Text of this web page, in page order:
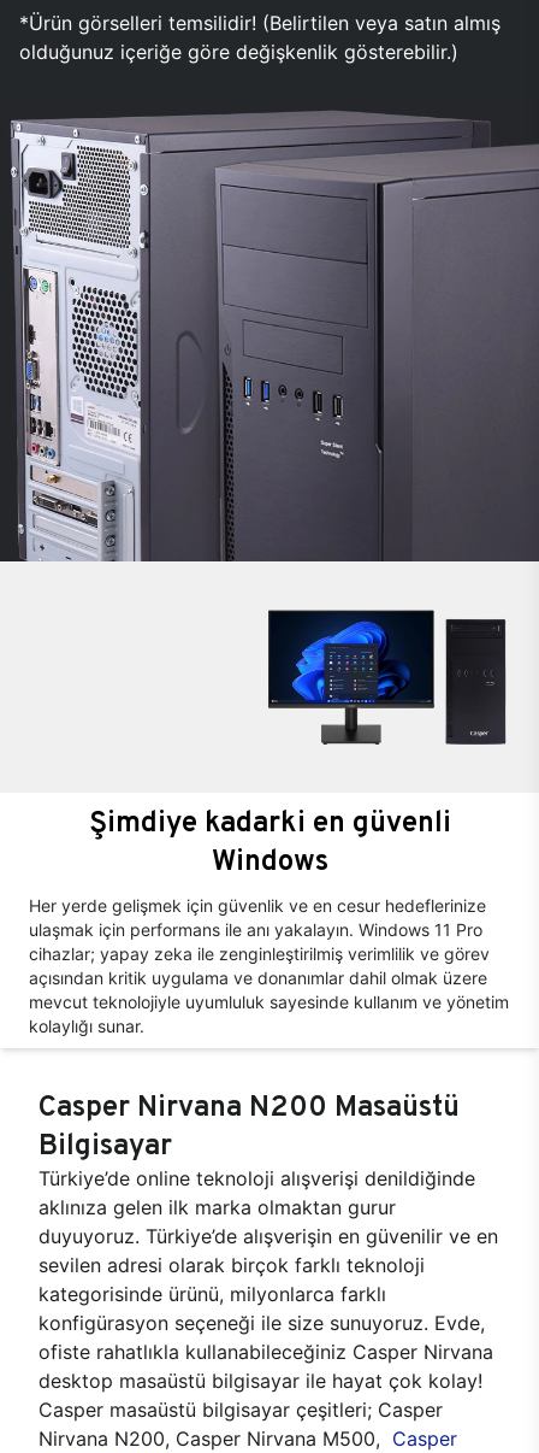
*Ürün görselleri temsilidir! (Belirtilen veya satın almış
olduğunuz içeriğe göre değişkenlik gösterebilir.)
Şimdiye kadarki en güvenli
Windows
Her yerde gelişmek için güvenlik ve en cesur hedeflerinize
ulaşmak için performans ile anı yakalayın. Windows 11 Pro
cihazlar; yapay zeka ile zenginleştirilmiş verimlilik ve görev
açısından kritik uygulama ve donanımlar dahil olmak üzere
mevcut teknolojiyle uyumluluk sayesinde kullanım ve yönetim
kolaylığı sunar.
Casper Nirvana N200 Masaüstü
Bilgisayar
Türkiye’de online teknoloji alışverişi denildiğinde
aklınıza gelen ilk marka olmaktan gurur
duyuyoruz. Türkiye’de alışverişin en güvenilir ve en
sevilen adresi olarak birçok farklı teknoloji
kategorisinde ürünü, milyonlarca farklı
konfigürasyon seçeneği ile size sunuyoruz. Evde,
ofiste rahatlıkla kullanabileceğiniz Casper Nirvana
desktop masaüstü bilgisayar ile hayat çok kolay!
Casper masaüstü bilgisayar çeşitleri; Casper
Nirvana N200, Casper Nirvana M500, Casper